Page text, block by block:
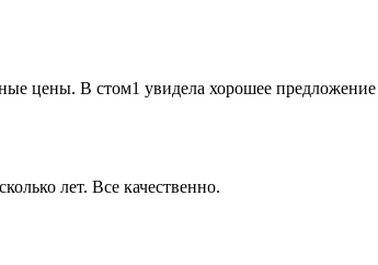
цены. В стом1 увидела хорошее предложение
лет. Все качественно.